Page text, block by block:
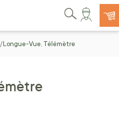
Rechercher
Longue-Vue, Télémètre